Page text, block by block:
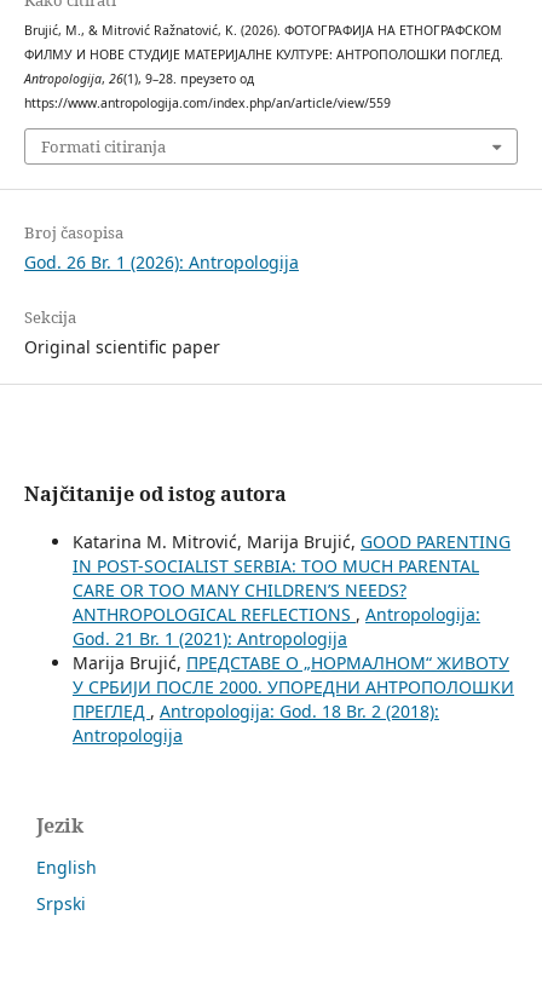
Brujić, M., & Mitrović Ražnatović, K. (2026). ФОТОГРАФИЈА НА ЕТНОГРАФСКОМ
ФИЛМУ И НОВЕ СТУДИЈЕ МАТЕРИЈАЛНЕ КУЛТУРЕ: АНТРОПОЛОШКИ ПОГЛЕД.
Antropologija, 26(1), 9–28. преузето од
https://www.antropologija.com/index.php/an/article/view/559
Formati citiranja
Broj časopisa
God. 26 Br. 1 (2026): Antropologija
Sekcija
Original scientific paper
Najčitanije od istog autora
Katarina M. Mitrović, Marija Brujić, GOOD PARENTING
IN POST-SOCIALIST SERBIA: TOO MUCH PARENTAL
CARE OR TOO MANY CHILDREN’S NEEDS?
ANTHROPOLOGICAL REFLECTIONS , Antropologija:
God. 21 Br. 1 (2021): Antropologija
Marija Brujić, ПРЕДСТАВЕ О „НОРМАЛНОМ“ ЖИВОТУ
У СРБИЈИ ПОСЛЕ 2000. УПОРЕДНИ АНТРОПОЛОШКИ
ПРЕГЛЕД , Antropologija: God. 18 Br. 2 (2018):
Antropologija
Jezik
English
Srpski